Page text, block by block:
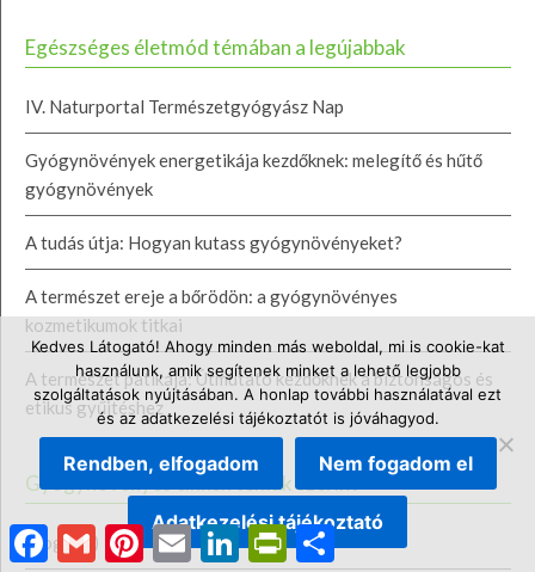
Egészséges életmód témában a legújabbak
IV. Naturportal Természetgyógyász Nap
Gyógynövények energetikája kezdőknek: melegítő és hűtő
gyógynövények
A tudás útja: Hogyan kutass gyógynövényeket?
A természet ereje a bőrödön: a gyógynövényes
kozmetikumok titkai
A természet patikája: Útmutató kezdőknek a biztonságos és
etikus gyűjtéshez
Gyógynövényes cikkek témák szerint
Blog (61)
Facebook
Gmail Pinterest
Email LinkedInPrintFriendly
Ossza
meg
Kedves Látogató! Ahogy minden más weboldal, mi is cookie-kat
használunk, amik segítenek minket a lehető legjobb
szolgáltatások nyújtásában. A honlap további használatával ezt
és az adatkezelési tájékoztatót is jóváhagyod.
Rendben, elfogadom Nem fogadom el
Adatkezelési tájékoztató